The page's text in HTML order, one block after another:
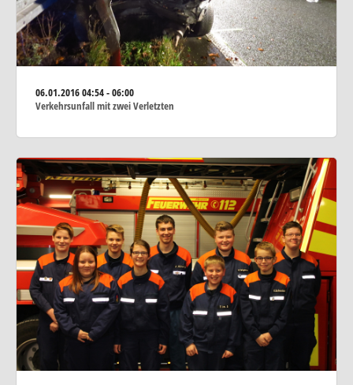
06.01.201604:54 - 06:00
Verkehrsunfall mit zwei Verletzten